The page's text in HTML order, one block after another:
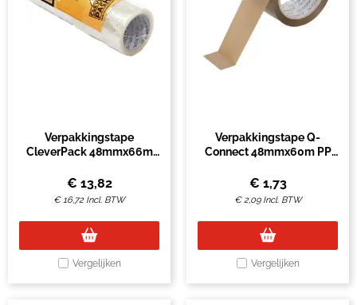
Verpakkingstape
CleverPack 48mmx66m
rollen
€ 13,82
€16,72 Incl. BTW
Vergelijken
Verpakkingstape Q-
Connect 48mmx60m PP
€ 1,73
€2,09 Incl. BTW
Vergelijken